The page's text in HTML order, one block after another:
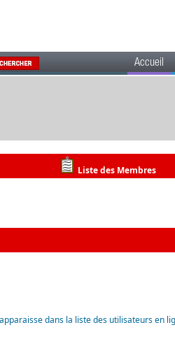
Accueil
Liste des Membres
dans la liste des utilisateurs en